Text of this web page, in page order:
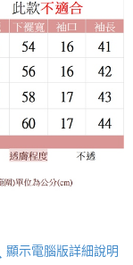
顯示電腦版詳細說明